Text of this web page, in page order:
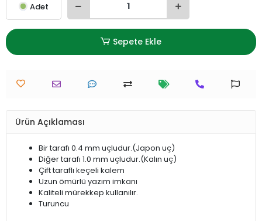
Adet
Sepete Ekle
Ürün Açıklaması
Bir tarafı 0.4 mm uçludur.(Japon uç)
Diğer tarafı 1.0 mm uçludur.(Kalın uç)
Çift taraflı keçeli kalem
Uzun ömürlü yazım imkanı
Kaliteli mürekkep kullanılır.
Turuncu